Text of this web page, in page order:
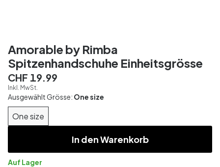
Amorable by Rimba
Spitzenhandschuhe Einheitsgrösse
CHF 19.99
Inkl. MwSt.
Ausgewählt Grösse: One size
One size
In den Warenkorb
Auf Lager